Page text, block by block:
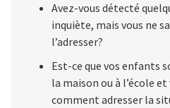
Avez-vous détecté
inquiète, mais vous ne
l’adresser?
Est-ce que vos enfants
la maison ou à l’école et
comment adresser la